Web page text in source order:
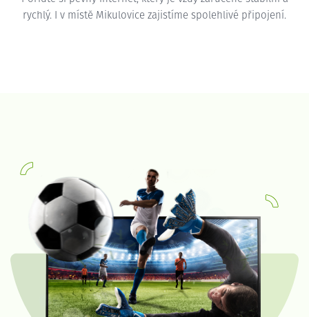
rychlý. I v místě Mikulovice zajistíme spolehlivé připojení.